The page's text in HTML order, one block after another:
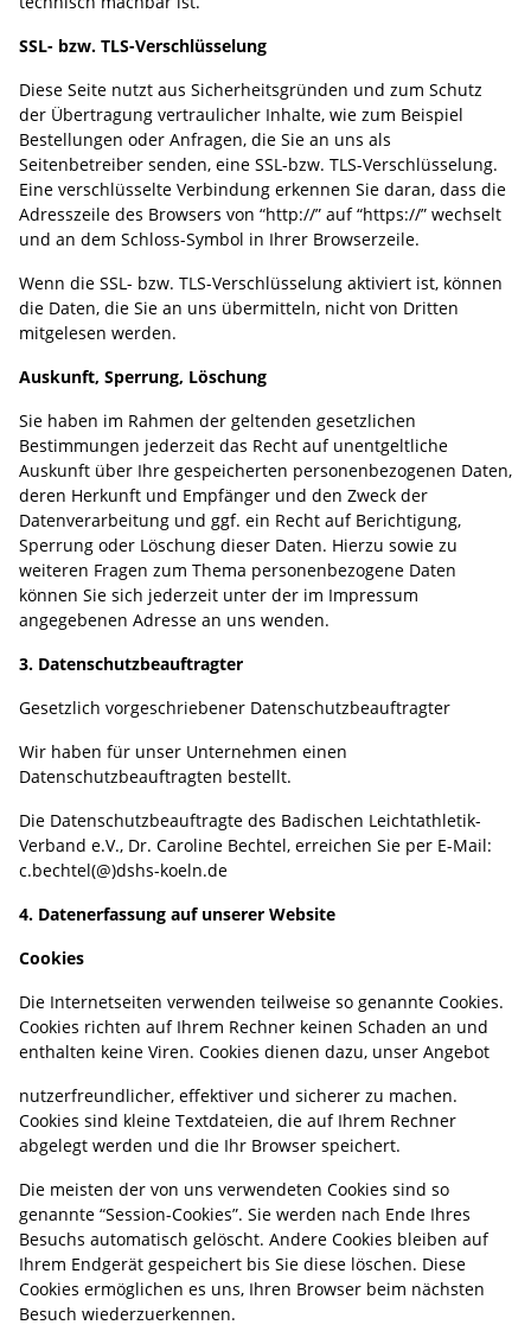
SSL- bzw. TLS-Verschlüsselung
Diese Seite nutzt aus Sicherheitsgründen und zum Schutz
der Übertragung vertraulicher Inhalte, wie zum Beispiel
Bestellungen oder Anfragen, die Sie an uns als
Seitenbetreiber senden, eine SSL-bzw. TLS-Verschlüsselung.
Eine verschlüsselte Verbindung erkennen Sie daran, dass die
Adresszeile des Browsers von “http://” auf “https://” wechselt
und an dem Schloss-Symbol in Ihrer Browserzeile.
Wenn die SSL- bzw. TLS-Verschlüsselung aktiviert ist, können
die Daten, die Sie an uns übermitteln, nicht von Dritten
mitgelesen werden.
Auskunft, Sperrung, Löschung
Sie haben im Rahmen der geltenden gesetzlichen
Bestimmungen jederzeit das Recht auf unentgeltliche
Auskunft über Ihre gespeicherten personenbezogenen Daten,
deren Herkunft und Empfänger und den Zweck der
Datenverarbeitung und ggf. ein Recht auf Berichtigung,
Sperrung oder Löschung dieser Daten. Hierzu sowie zu
weiteren Fragen zum Thema personenbezogene Daten
können Sie sich jederzeit unter der im Impressum
angegebenen Adresse an uns wenden.
3. Datenschutzbeauftragter
Gesetzlich vorgeschriebener Datenschutzbeauftragter
Wir haben für unser Unternehmen einen
Datenschutzbeauftragten bestellt.
Die Datenschutzbeauftragte des Badischen Leichtathletik-
Verband e.V., Dr. Caroline Bechtel, erreichen Sie per E-Mail:
c.bechtel(@)dshs-koeln.de
4. Datenerfassung auf unserer Website
Cookies
Die Internetseiten verwenden teilweise so genannte Cookies.
Cookies richten auf Ihrem Rechner keinen Schaden an und
enthalten keine Viren. Cookies dienen dazu, unser Angebot
nutzerfreundlicher, effektiver und sicherer zu machen.
Cookies sind kleine Textdateien, die auf Ihrem Rechner
abgelegt werden und die Ihr Browser speichert.
Die meisten der von uns verwendeten Cookies sind so
genannte “Session-Cookies”. Sie werden nach Ende Ihres
Besuchs automatisch gelöscht. Andere Cookies bleiben auf
Ihrem Endgerät gespeichert bis Sie diese löschen. Diese
Cookies ermöglichen es uns, Ihren Browser beim nächsten
Besuch wiederzuerkennen.